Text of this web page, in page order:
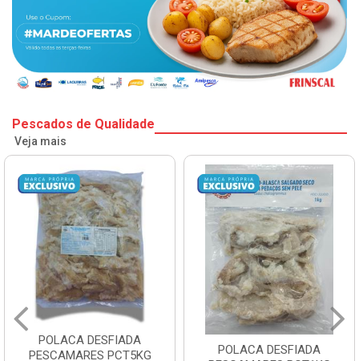
Pescados de Qualidade
Veja mais
POLACA DESFIADA
1KG PESCAMARES CX